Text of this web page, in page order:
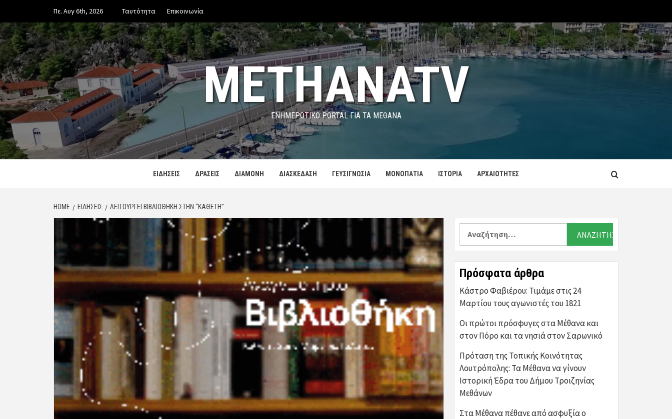
content
Πε. Αυγ 6th, 2026 Ταυτότητα Επικοινωνία
METHANATV
ΕΝΗΜΕΡΩΤΙΚΌ PORTAL ΓΙΑ ΤΑ ΜΕΘΑΝΑ
ΕΙΔΗΣΕΙΣ ΔΡΑΣΕΙΣ ΔΙΑΜΟΝΗ ΔΙΑΣΚΕΔΑΣΗ ΓΕΥΣΙΓΝΩΣΙΑ ΜΟΝΟΠΑΤΙΑ ΙΣΤΟΡΙΑ ΑΡΧΑΙΟΤΗΤΕΣ
HOME ΕΙΔΗΣΕΙΣ ΛΕΙΤΟΥΡΓΕΊ ΒΙΒΛΙΟΘΉΚΗ ΣΤΗΝ “ΚΑΘΕΤΉ”
Αναζήτηση
Πρόσφατα άρθρα
Κάστρο Φαβιέρου: Τιμάμε στις 24
Μαρτίου τους αγωνιστές του 1821
Οι πρώτοι πρόσφυγες στα Μέθανα και
στον Πόρο και τα νησιά στον Σαρωνικό
Πρόταση της Τοπικής Κοινότητας
Λουτρόπολης: Τα Μέθανα να γίνουν
Ιστορική Έδρα του Δήμου Τροιζηνίας
Μεθάνων
Στα Μέθανα πέθανε από ασφυξία ο